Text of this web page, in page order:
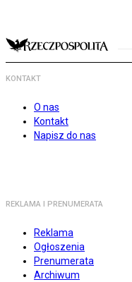
KONTAKT
O nas
Kontakt
Napisz do nas
REKLAMA I PRENUMERATA
Reklama
Ogłoszenia
Prenumerata
Archiwum